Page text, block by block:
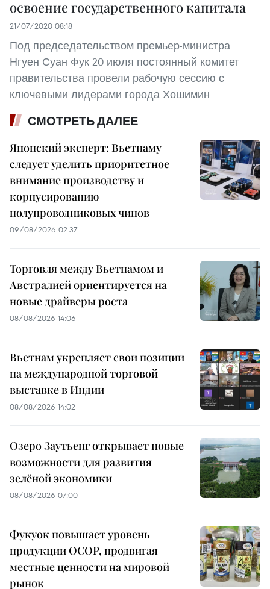
освоение государственного капитала
21/07/2020 08:18
Под председательством премьер-министра
Нгуен Суан Фук 20 июля постоянный комитет
правительства провели рабочую сессию с
ключевыми лидерами города Хошимин
СМОТРЕТЬ ДАЛЕЕ
Японский эксперт: Вьетнаму
следует уделить приоритетное
внимание производству и
корпусированию
полупроводниковых чипов
09/08/2026 02:37
Торговля между Вьетнамом и
Австралией ориентируется на
новые драйверы роста
08/08/2026 14:06
Вьетнам укрепляет свои позиции
на международной торговой
выставке в Индии
08/08/2026 14:02
Озеро Заутьенг открывает новые
возможности для развития
зелёной экономики
08/08/2026 07:00
Фукуок повышает уровень
продукции OCOP, продвигая
местные ценности на мировой
рынок